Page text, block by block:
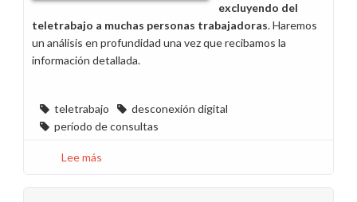
excluyendo del
teletrabajo a muchas personas trabajadoras. Haremos
un análisis en profundidad una vez que recibamos la
información detallada.
teletrabajo
desconexión digital
período de consultas
Lee más